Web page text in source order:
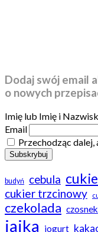
Dodaj swój email
o nowych
Imię lub Imię i
Email
Przechodząc
budyń cebula
cukier trzcinowy
czekolada czosnek
jajka jogurt